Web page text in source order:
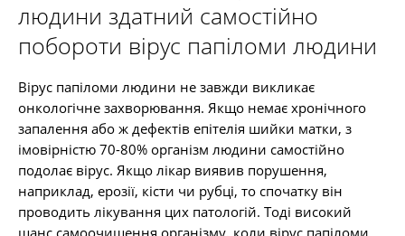
людини здатний самостійно
побороти вірус папіломи людини
Вірус папіломи людини не завжди викликає
онкологічне захворювання. Якщо немає хронічного
запалення або ж дефектів епітелія шийки матки, з
імовірністю 70-80% організм людини самостійно
подолає вірус. Якщо лікар виявив порушення,
наприклад, ерозії, кісти чи рубці, то спочатку він
проводить лікування цих патологій. Тоді високий
шанс самоочищення організму, коли вірус папіломи